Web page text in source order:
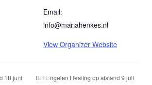
Email:
info@mariahenkes.nl
View Organizer Website
18 juni
IET Engelen Healing op afstand 9 juli